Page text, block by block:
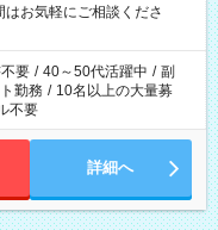
お気軽にご相談くださ
要 / 40～50代活躍中 / 副
勤務 / 10名以上の大量募
不要
詳細へ